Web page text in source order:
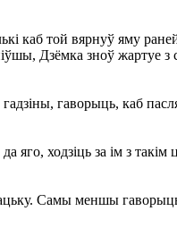
каб той вярнуў яму
Дзёмка зноў жартуе з
гаворыць, каб
яго, ходзіць за ім з
Самы меншы гаворыць